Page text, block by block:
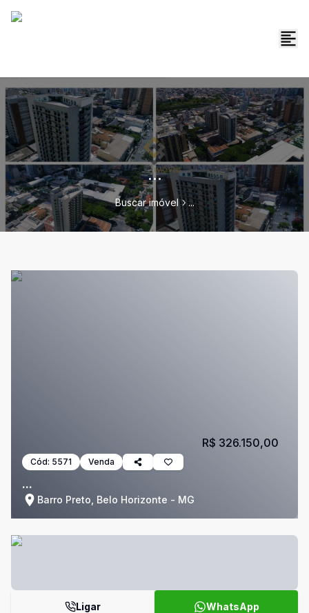
...
Buscar imóvel ...
Cód: 5571 Venda
...
Barro Preto, Belo Horizonte - MG
R$ 326.150,00
Ligar WhatsApp